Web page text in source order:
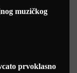
muzičkog
prvoklasno